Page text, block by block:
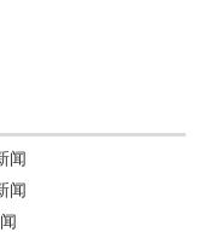
闻
闻